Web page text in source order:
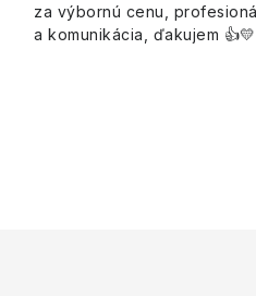
za výbornú cenu,
a komunikácia, ďakujem 👍💛